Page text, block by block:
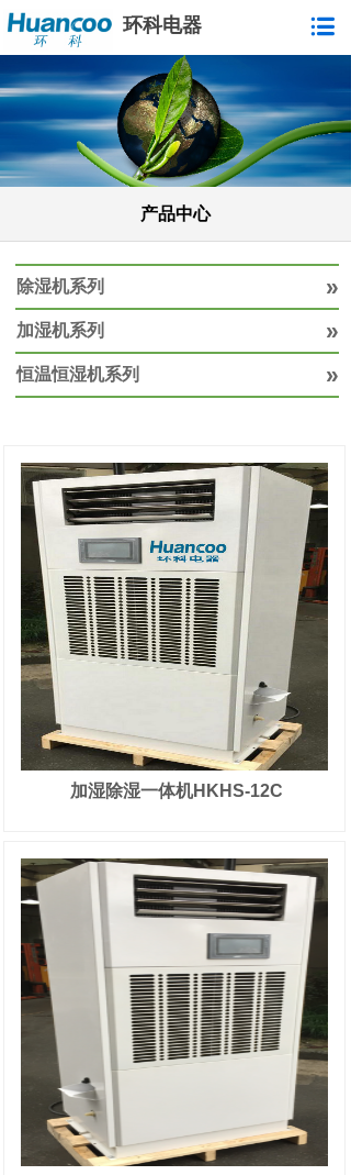
产品中心
除湿机系列 »
加湿机系列 »
恒温恒湿机系列 »
加湿除湿一体机HKHS-12C
环科电器